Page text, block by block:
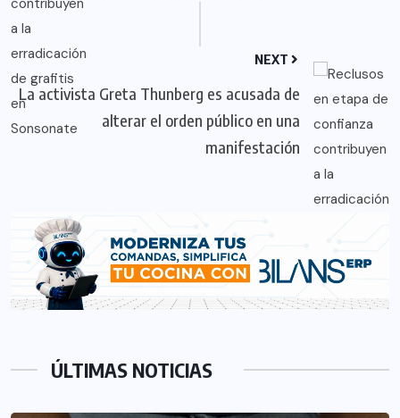
NEXT
La activista Greta Thunberg es acusada de
alterar el orden público en una
manifestación
ÚLTIMAS NOTICIAS